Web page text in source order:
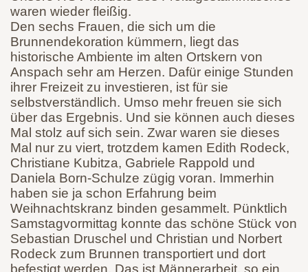
waren wieder fleißig.
Den sechs Frauen, die sich um die
Brunnendekoration kümmern, liegt das
historische Ambiente im alten Ortskern von
Anspach sehr am Herzen. Dafür einige Stunden
ihrer Freizeit zu investieren, ist für sie
selbstverständlich. Umso mehr freuen sie sich
über das Ergebnis. Und sie können auch dieses
Mal stolz auf sich sein. Zwar waren sie dieses
Mal nur zu viert, trotzdem kamen Edith Rodeck,
Christiane Kubitza, Gabriele Rappold und
Daniela Born-Schulze zügig voran. Immerhin
haben sie ja schon Erfahrung beim
Weihnachtskranz binden gesammelt. Pünktlich
Samstagvormittag konnte das schöne Stück von
Sebastian Druschel und Christian und Norbert
Rodeck zum Brunnen transportiert und dort
befestigt werden. Das ist Männerarbeit, so ein